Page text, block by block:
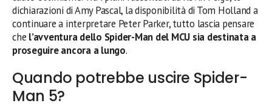
dichiarazioni di Amy Pascal, la disponibilità di Tom Holland a
continuare a interpretare Peter Parker, tutto lascia pensare
che l’avventura dello Spider-Man del MCU sia destinata a
proseguire ancora a lungo.
Quando potrebbe uscire Spider-
Man 5?